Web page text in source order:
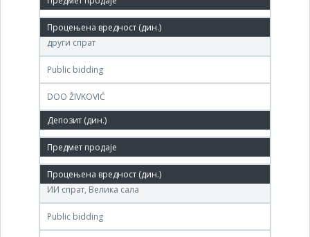
16. Jun.'09.
Агенција за приватитацију,Теразије бр. 23, Београд,
други спрат
Public bidding
DOO ŽIVKOVIĆ
29,397,168 РСД
22. Apr.'09.
Агенција за приватизацију Теразије бр. 23, Београд,
ИИ спрат, Велика сала
Public bidding